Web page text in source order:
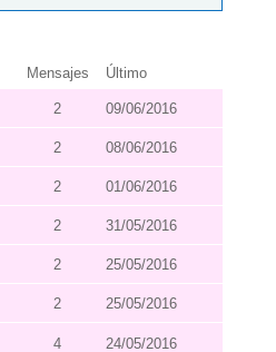
Mensajes Último
2 09/06/2016
2 08/06/2016
2 01/06/2016
2 31/05/2016
2 25/05/2016
2 25/05/2016
4 24/05/2016